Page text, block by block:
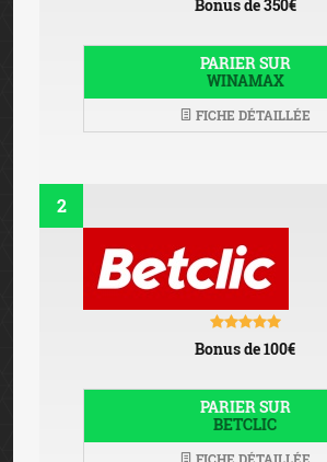
Bonus de 350€
PARIER SUR
WINAMAX
FICHE DÉTAILLÉE
2
Bonus de 100€
PARIER SUR
BETCLIC